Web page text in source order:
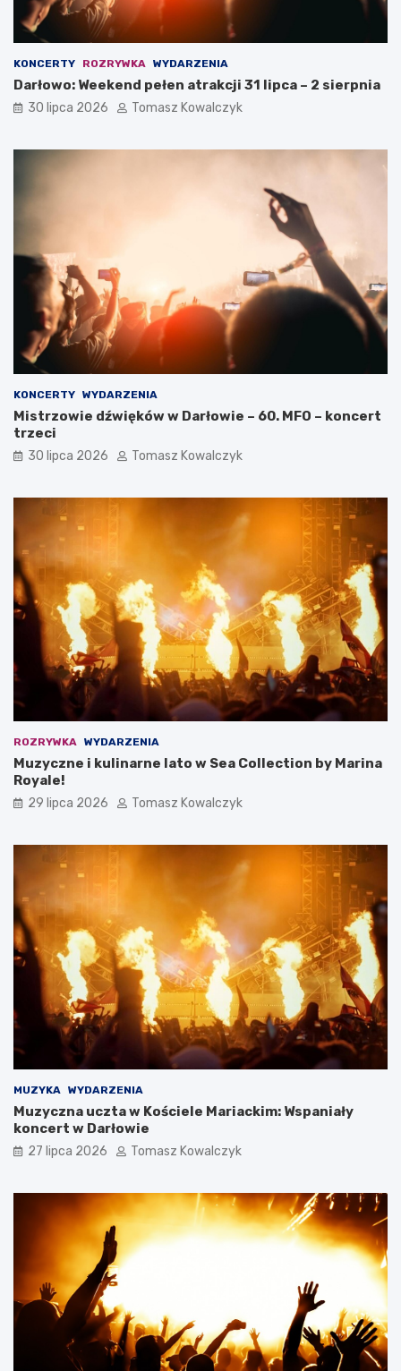
KONCERTY ROZRYWKA WYDARZENIA
Darłowo: Weekend pełen atrakcji 31 lipca – 2 sierpnia
30 lipca 2026 Tomasz Kowalczyk
KONCERTY WYDARZENIA
Mistrzowie dźwięków w Darłowie – 60. MFO – koncert
trzeci
30 lipca 2026 Tomasz Kowalczyk
ROZRYWKA WYDARZENIA
Muzyczne i kulinarne lato w Sea Collection by Marina
Royale!
29 lipca 2026 Tomasz Kowalczyk
MUZYKA WYDARZENIA
Muzyczna uczta w Kościele Mariackim: Wspaniały
koncert w Darłowie
27 lipca 2026 Tomasz Kowalczyk